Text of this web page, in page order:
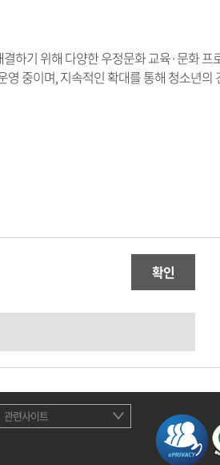
하기 위해 다양한 우정문화 교육·문화 프
중이며, 지속적인 확대를 통해 청소년의
확인
관련사이트